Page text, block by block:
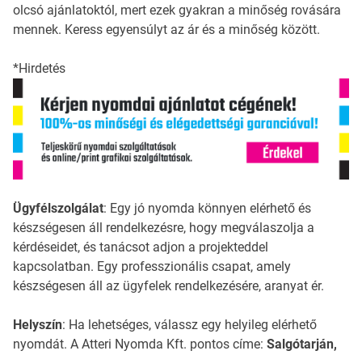
olcsó ajánlatoktól, mert ezek gyakran a minőség rovására
mennek. Keress egyensúlyt az ár és a minőség között.
*Hirdetés
Ügyfélszolgálat: Egy jó nyomda könnyen elérhető és
készségesen áll rendelkezésre, hogy megválaszolja a
kérdéseidet, és tanácsot adjon a projekteddel
kapcsolatban. Egy professzionális csapat, amely
készségesen áll az ügyfelek rendelkezésére, aranyat ér.
Helyszín: Ha lehetséges, válassz egy helyileg elérhető
nyomdát. A Atteri Nyomda Kft. pontos címe: Salgótarján,